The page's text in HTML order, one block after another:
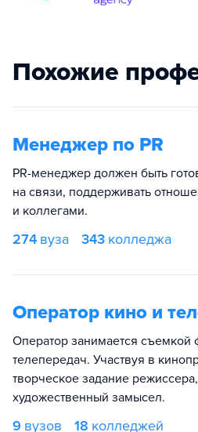
Похожие
Менеджер по PR
PR-менеджер должен быть
на связи, поддерживать
и коллегами.
274 вуза 343 колледжа
Оператор кино и
Оператор занимается съемкой
телепередач. Участвуя в
творческое задание
художественный замысел.
9 вузов 18 колледжей